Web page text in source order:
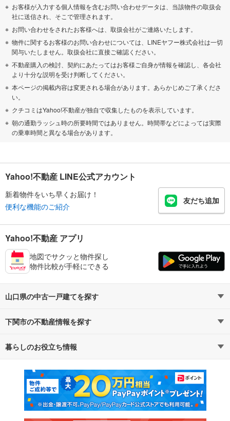
お客様が入力する個人情報を含むお問い合わせデータは、当該物件の取扱会
社に送信され、そこで管理されます。
お問い合わせをされたお客様へは、取扱会社がご連絡いたします。
物件に関するお客様のお問い合わせについては、LINEヤフー株式会社は一切
関与いたしません。取扱会社に直接ご確認ください。
不動産購入の検討、契約にあたってはお客様ご自身が情報を確認し、各会社
より十分な説明を受け判断してください。
本ページの掲載内容は変更される場合があります。あらかじめご了承くださ
い。
クチコミはYahoo!不動産が独自で収集したものを表示しています。
朝の通勤ラッシュ時の所要時間ではありません。時間帯などによっては実際
の乗車時間と異なる場合があります。
Yahoo!不動産 LINE公式アカウント
新着物件をいち早くお届け！
便利な機能のご紹介
友だち追加
Yahoo!不動産 アプリ
地図でサクッと物件探し
物件比較が手軽にできる
山口県の中古一戸建てを探す
路線・駅から探す
通勤・通学時間から探す
下関市の不動産情報を探す
不動産・住宅
新築マンション 中古マンション
新築一戸建て 中古一戸建て
暮らしのお役立ち情報
マンションカタログ 教えて！住まいの先生